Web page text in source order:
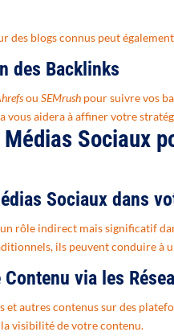
des blogs connus peut
des Backlinks
ouSEMrush pour suivre vos
vous aidera à affiner votre
Sociaux
Sociaux dans
rôle indirect mais significatif
ils peuvent conduire à
via les
et autres contenus sur des
visibilité de votre contenu.